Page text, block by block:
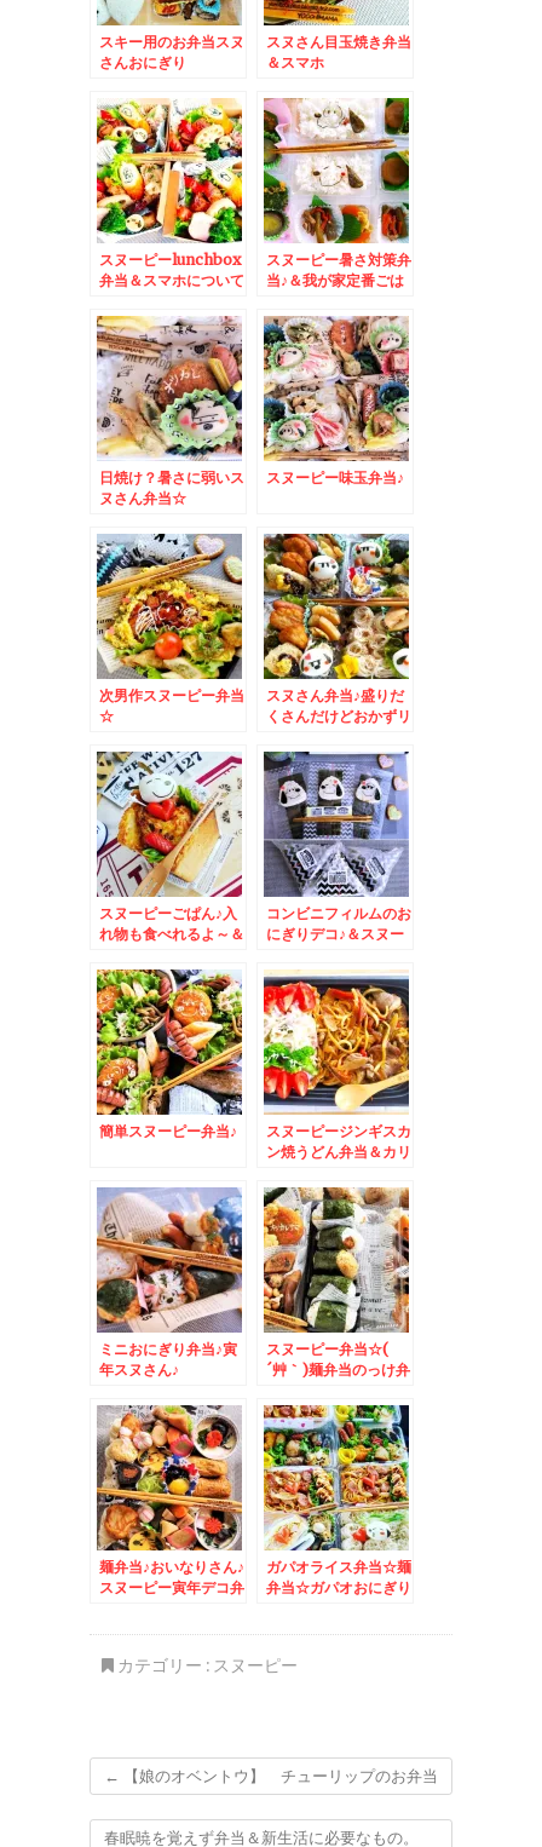
スキー用のお弁当スヌ
さんおにぎり
スヌさん目玉焼き弁当
＆スマホ
時間は自分で作るもの
(*-ω-)
スヌーピーlunchbox
弁当＆スマホについて
くださいm(__)m
スヌーピー暑さ対策弁
当♪＆我が家定番ごは
け♪
日焼け？暑さに弱いス
ヌさん弁当☆
スヌーピー味玉弁当♪
次男作スヌーピー弁当
☆
スヌさん弁当♪盛りだ
くさんだけどおかずリ
＾＾♪
スヌーピーごぱん♪入
れ物も食べれるよ～＆
産は定番これ～♪(*´艸
`*)
コンビニフィルムのお
にぎりデコ♪＆スヌー
簡単スヌーピー弁当♪
スヌーピージンギスカ
ン焼うどん弁当＆カリ
「Calrose」カルロー
ズ米♪
ミニおにぎり弁当♪寅
年スヌさん♪
スヌーピー弁当☆(
´艸｀)麺弁当のっけ弁
麺弁当♪おいなりさん♪
スヌーピー寅年デコ弁
ガパオライス弁当☆麺
弁当☆ガパオおにぎり
カテゴリー : スヌーピー
← 【娘のオベントウ】 チューリップのお弁当
春眠暁を覚えず弁当＆新生活に必要なもの。